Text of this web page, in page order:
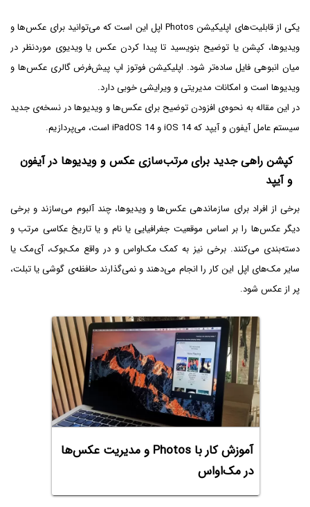
یکی از قابلیت‌های اپلیکیشن Photos اپل این است که می‌توانید برای عکس‌ها و
ویدیوها، کپشن یا توضیح بنویسید تا پیدا کردن عکس یا ویدیوی موردنظر در
میان انبوهی فایل ساده‌تر شود. اپلیکیشن فوتوز اپ پیش‌فرض گالری عکس‌ها و
ویدیوها است و امکانات مدیریتی و ویرایشی خوبی دارد.
در این مقاله به نحوه‌ی افزودن توضیح برای عکس‌ها و ویدیوها در نسخه‌ی جدید
سیستم عامل آیفون و آیپد که iOS 14 و iPadOS 14 است، می‌پردازیم.
کپشن راهی جدید برای مرتب‌سازی عکس و ویدیوها در آیفون
و آیپد
برخی از افراد برای سازماندهی عکس‌ها و ویدیوها، چند آلبوم می‌سازند و برخی
دیگر عکس‌ها را بر اساس موقعیت جغرافیایی یا نام و یا تاریخ عکاسی مرتب و
دسته‌بندی می‌کنند. برخی نیز به کمک مک‌او‌اس و در واقع مک‌بوک، آی‌مک یا
سایر مک‌های اپل این کار را انجام می‌دهند و نمی‌گذارند حافظه‌ی گوشی یا تبلت،
پر از عکس شود.
آموزش کار با Photos و مدیریت عکس‌ها
در مک‌او‌اس